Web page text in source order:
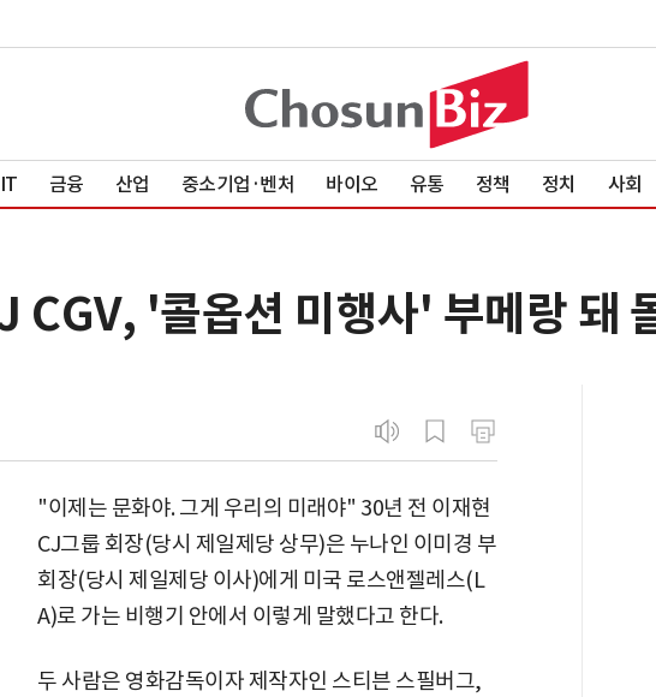
IT 금융 산업 중소기업·벤처 바이오 유통 정책 정치 사회
CGV, '콜옵션 미행사' 부메랑 돼
"이제는 문화야. 그게 우리의 미래야" 30년 전 이재현
CJ그룹 회장(당시 제일제당 상무)은 누나인 이미경 부
회장(당시 제일제당 이사)에게 미국 로스앤젤레스(L
A)로 가는 비행기 안에서 이렇게 말했다고 한다.
두 사람은 영화감독이자 제작자인 스티븐 스필버그,